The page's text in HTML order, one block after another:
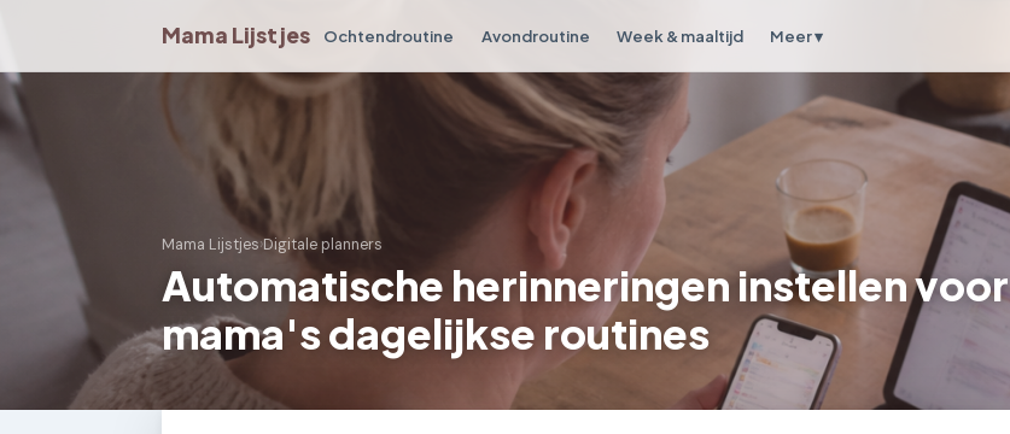
Mama Lijstjes Ochtendroutine Avondroutine Week & maaltijd Meer ▾
Mama Lijstjes›Digitale planners
Automatische herinneringen instellen voor
mama's dagelijkse routines